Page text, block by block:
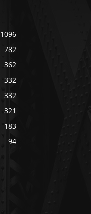
1096
782
362
332
332
321
183
94